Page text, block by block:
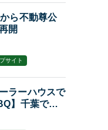
ら不動尊公
開
サイト
ラーハウスで
】千葉でト
に泊まれるキ